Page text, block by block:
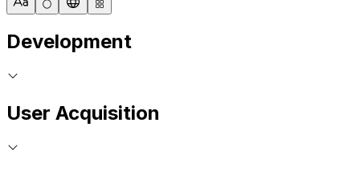
Development
User Acquisition